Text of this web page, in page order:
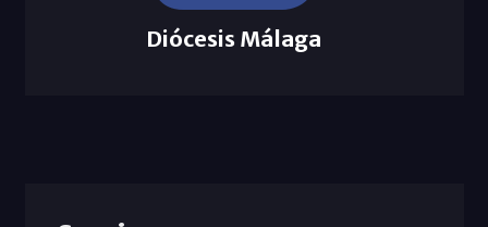
Diócesis Málaga